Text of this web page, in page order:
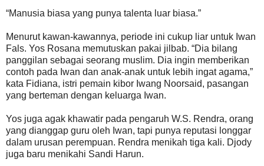
“Manusia biasa yang punya talenta luar biasa.”
Menurut kawan-kawannya, periode ini cukup liar untuk Iwan
Fals. Yos Rosana memutuskan pakai jilbab. “Dia bilang
panggilan sebagai seorang muslim. Dia ingin memberikan
contoh pada Iwan dan anak-anak untuk lebih ingat agama,”
kata Fidiana, istri pemain kibor Iwang Noorsaid, pasangan
yang berteman dengan keluarga Iwan.
Yos juga agak khawatir pada pengaruh W.S. Rendra, orang
yang dianggap guru oleh Iwan, tapi punya reputasi longgar
dalam urusan perempuan. Rendra menikah tiga kali. Djody
juga baru menikahi Sandi Harun.